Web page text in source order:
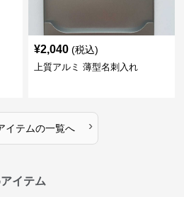
¥2,040 (税込)
上質アルミ 薄型名刺入れ
イテムの一覧へ ›
イテム